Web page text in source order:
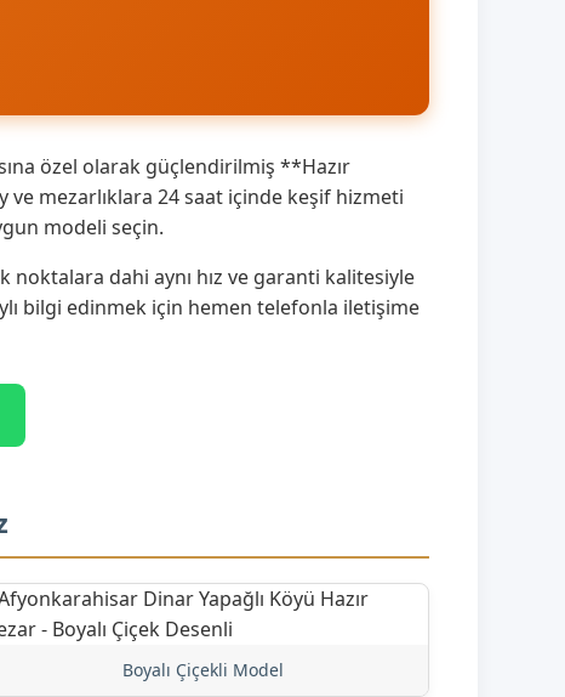
özel olarak güçlendirilmiş **Hazır
mezarlıklara 24 saat içinde keşif hizmeti
modeli seçin.
dahi aynı hız ve garanti kalitesiyle
bilgi edinmek için hemen telefonla iletişime
Boyalı Çiçekli Model